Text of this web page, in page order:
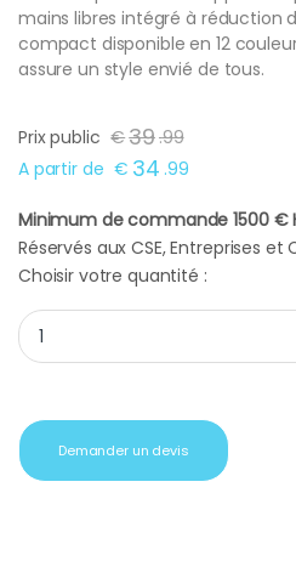
mains libres intégré à réduction
compact disponible en 12
assure un style envié de tous.
Prix public €39.99
A partir de € 34 .99
Minimum de commande 1500 €
Réservés aux CSE, Entreprises et
Choisir votre quantité :
Cadeau client enceinte JBL GO 2
Demander un devis